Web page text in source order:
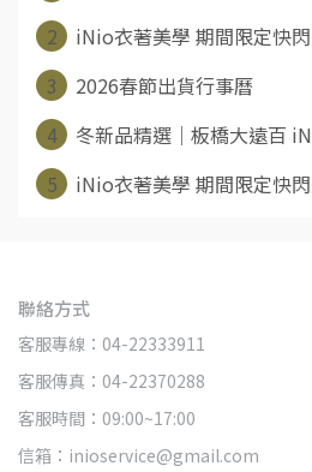
2
iNio衣著美學 期間限定快
3
2026春節出貨行事曆
4
冬新品精選｜板橋大遠百
5
iNio衣著美學 期間限定快
聯絡方式
客服專線：04-22333911
客服傳真：04-22370288
客服時間：09:00~17:00
信箱：inioservice@gmail.com